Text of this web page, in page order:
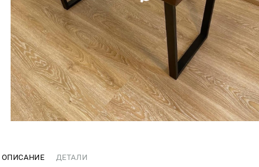
ОПИСАНИЕ ДЕТАЛИ